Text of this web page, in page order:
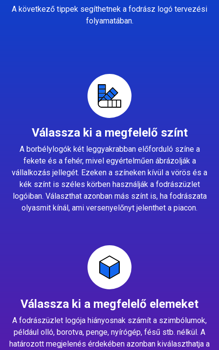
A következő tippek segíthetnek a fodrász logó tervezési
folyamatában.
Válassza ki a megfelelő színt
A borbélylogók két leggyakrabban előforduló színe a
fekete és a fehér, mivel egyértelműen ábrázolják a
vállalkozás jellegét. Ezeken a színeken kívül a vörös és a
kék színt is széles körben használják a fodrászüzlet
logóiban. Választhat azonban más színt is, ha fodrászata
olyasmit kínál, ami versenyelőnyt jelenthet a piacon.
Válassza ki a megfelelő elemeket
A fodrászüzlet logója hiányosnak számít a szimbólumok,
például olló, borotva, penge, nyírógép, fésű stb. nélkül. A
határozott megjelenés érdekében azonban kiválaszthatja a